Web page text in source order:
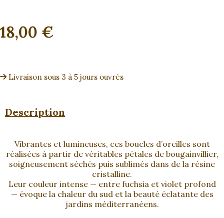
18,00 €
Livraison sous 3 à 5 jours ouvrés
Description
Vibrantes et lumineuses, ces boucles d’oreilles sont
réalisées à partir de véritables pétales de bougainvillier,
soigneusement séchés puis sublimés dans de la résine
cristalline.
Leur couleur intense — entre fuchsia et violet profond
— évoque la chaleur du sud et la beauté éclatante des
jardins méditerranéens.